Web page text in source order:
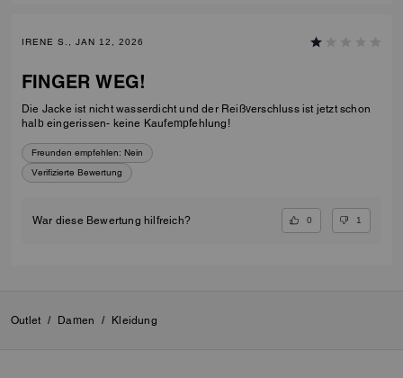
IRENE S., JAN 12, 2026
FINGER WEG!
Die Jacke ist nicht wasserdicht und der Reißverschluss ist jetzt schon
halb eingerissen- keine Kaufempfehlung!
Freunden empfehlen: Nein
Verifizierte Bewertung
War diese Bewertung hilfreich? 0 1
Outlet / Damen / Kleidung